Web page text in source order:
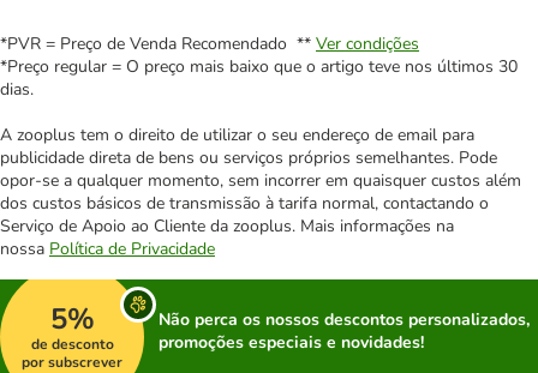
*PVR = Preço de Venda Recomendado ** Ver condições
*Preço regular = O preço mais baixo que o artigo teve nos últimos 30
dias.
A zooplus tem o direito de utilizar o seu endereço de email para
publicidade direta de bens ou serviços próprios semelhantes. Pode
opor-se a qualquer momento, sem incorrer em quaisquer custos além
dos custos básicos de transmissão à tarifa normal, contactando o
Serviço de Apoio ao Cliente da zooplus. Mais informações na
nossa Política de Privacidade
5%
de desconto
por subscrever
Não perca os nossos descontos personalizados,
promoções especiais e novidades!